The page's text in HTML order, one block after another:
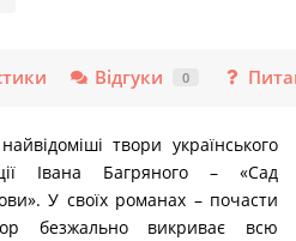
Відгуки 0
твори українського
Івана Багряного – «Сад
У своїх романах – почасти
безжально викриває всю